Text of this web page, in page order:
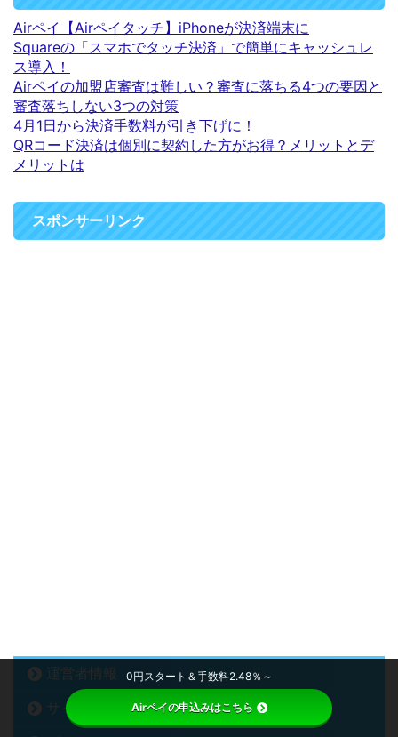
Airペイ【Airペイタッチ】iPhoneが決済端末に
Squareの「スマホでタッチ決済」で簡単にキャッシュレ
ス導入！
Airペイの加盟店審査は難しい？審査に落ちる4つの要因と
審査落ちしない3つの対策
4月1日から決済手数料が引き下げに！
QRコード決済は個別に契約した方がお得？メリットとデ
メリットは
スポンサーリンク
運営者情報
サイトマップ
0円スタート＆手数料2.48％～
Airペイの申込みはこちら